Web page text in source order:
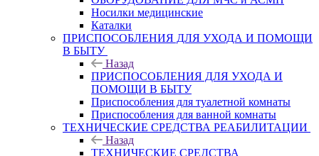
Носилки медицинские
Каталки
ПРИСПОСОБЛЕНИЯ ДЛЯ УХОДА И ПОМОЩИ
В БЫТУ
Назад
ПРИСПОСОБЛЕНИЯ ДЛЯ УХОДА И
ПОМОЩИ В БЫТУ
Приспособления для туалетной комнаты
Приспособления для ванной комнаты
ТЕХНИЧЕСКИЕ СРЕДСТВА РЕАБИЛИТАЦИИ
Назад
ТЕХНИЧЕСКИЕ СРЕДСТВА